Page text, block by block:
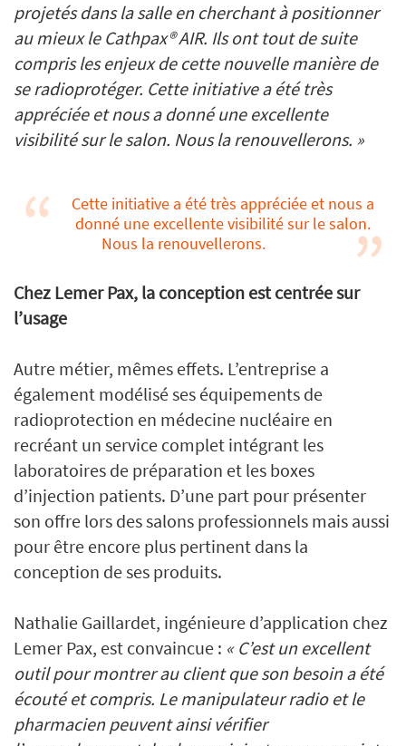
projetés dans la salle en cherchant à positionner
au mieux le Cathpax® AIR. Ils ont tout de suite
compris les enjeux de cette nouvelle manière de
se radioprotéger. Cette initiative a été très
appréciée et nous a donné une excellente
visibilité sur le salon. Nous la renouvellerons. »
Cette initiative a été très appréciée et nous a
donné une excellente visibilité sur le salon.
Nous la renouvellerons.
Chez Lemer Pax, la conception est centrée sur
l’usage
Autre métier, mêmes effets. L’entreprise a
également modélisé ses équipements de
radioprotection en médecine nucléaire en
recréant un service complet intégrant les
laboratoires de préparation et les boxes
d’injection patients. D’une part pour présenter
son offre lors des salons professionnels mais aussi
pour être encore plus pertinent dans la
conception de ses produits.
Nathalie Gaillardet, ingénieure d’application chez
Lemer Pax, est convaincue : « C’est un excellent
outil pour montrer au client que son besoin a été
écouté et compris. Le manipulateur radio et le
pharmacien peuvent ainsi vérifier